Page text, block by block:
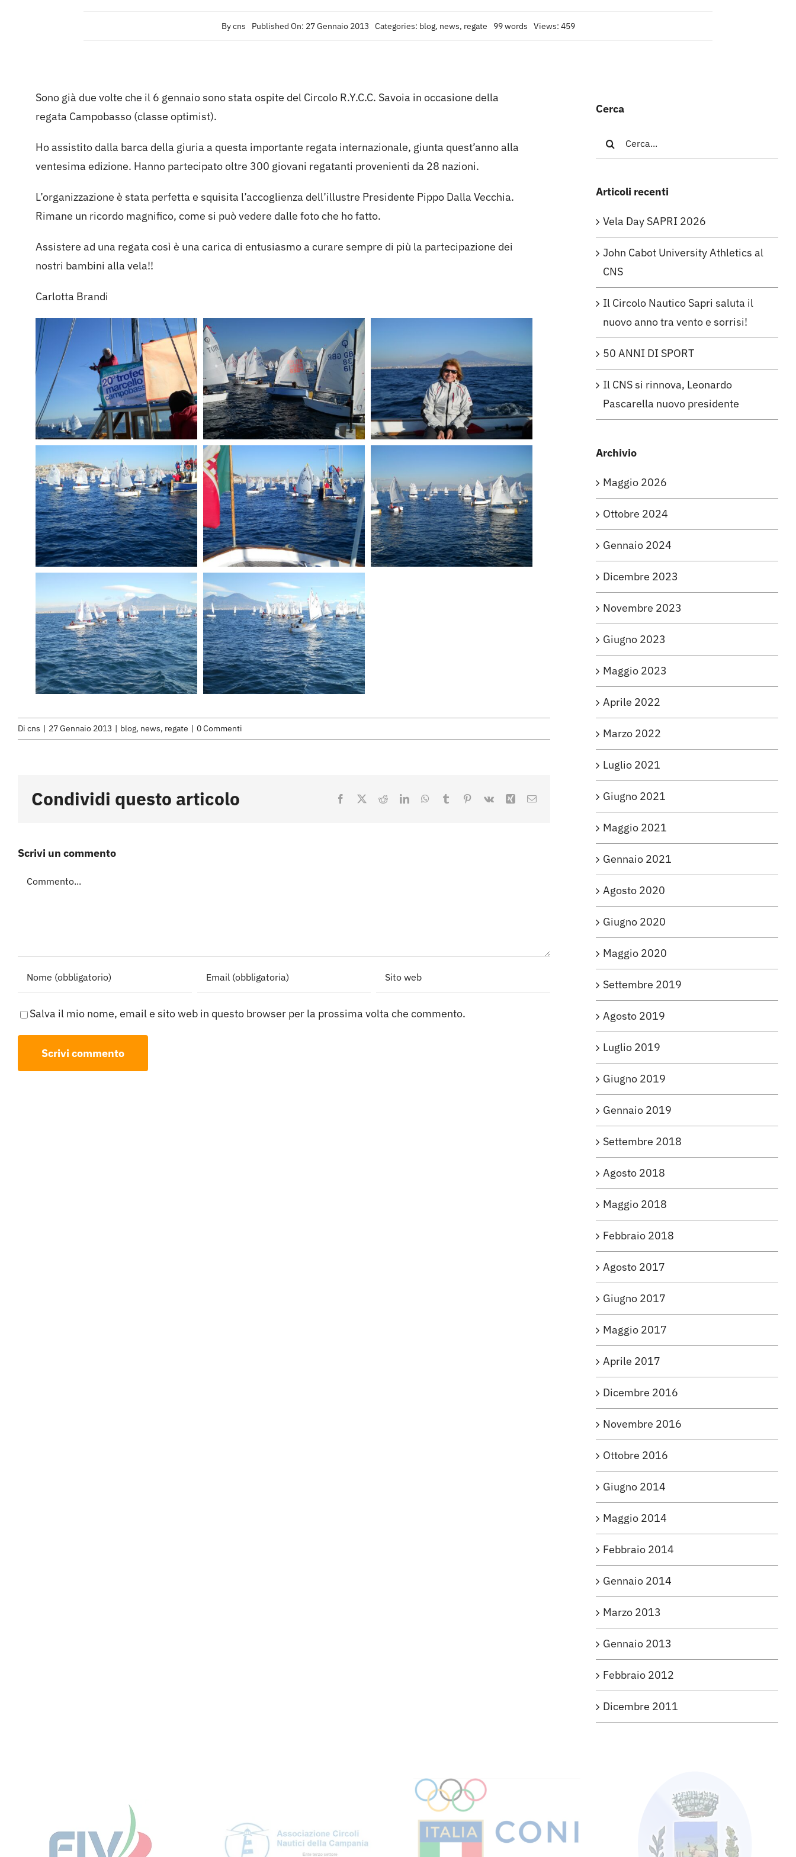
Bycns Published On: 27 Gennaio 2013 Categories: blog, news, regate 99 words Views: 459
Sono già due volte che il 6 gennaio sono stata ospite del Circolo R.Y.C.C. Savoia in occasione della
regata Campobasso (classe optimist).
Ho assistito dalla barca della giuria a questa importante regata internazionale, giunta quest’anno alla
ventesima edizione. Hanno partecipato oltre 300 giovani regatanti provenienti da 28 nazioni.
L’organizzazione è stata perfetta e squisita l’accoglienza dell’illustre Presidente Pippo Dalla Vecchia.
Rimane un ricordo magnifico, come si può vedere dalle foto che ho fatto.
Assistere ad una regata così è una carica di entusiasmo a curare sempre di più la partecipazione dei
nostri bambini alla vela!!
Carlotta Brandi
Di cns | 27 Gennaio 2013 | blog, news, regate | 0 Commenti
Condividi questo articolo Facebook RedditLinkedInWhatsApp
Tumblr Pinterest
Vk Xing Email
Scrivi un commento
Commento
Salva il mio nome, email e sito web in questo browser per la prossima volta che commento.
Cerca
Cerca
per:
Articoli recenti
Vela Day SAPRI 2026
John Cabot University Athletics al
CNS
Il Circolo Nautico Sapri saluta il
nuovo anno tra vento e sorrisi!
50 ANNI DI SPORT
Il CNS si rinnova, Leonardo
Pascarella nuovo presidente
Archivio
Maggio 2026
Ottobre 2024
Gennaio 2024
Dicembre 2023
Novembre 2023
Giugno 2023
Maggio 2023
Aprile 2022
Marzo 2022
Luglio 2021
Giugno 2021
Maggio 2021
Gennaio 2021
Agosto 2020
Giugno 2020
Maggio 2020
Settembre 2019
Agosto 2019
Luglio 2019
Giugno 2019
Gennaio 2019
Settembre 2018
Agosto 2018
Maggio 2018
Febbraio 2018
Agosto 2017
Giugno 2017
Maggio 2017
Aprile 2017
Dicembre 2016
Novembre 2016
Ottobre 2016
Giugno 2014
Maggio 2014
Febbraio 2014
Gennaio 2014
Marzo 2013
Gennaio 2013
Febbraio 2012
Dicembre 2011